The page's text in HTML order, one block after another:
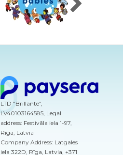
LTD "Brillante",
LV40103164585, Legal
address: Festivāla iela 1-97,
Rīga, Latvia
Company Address: Latgales
iela 322D, Rīga, Latvia, +371